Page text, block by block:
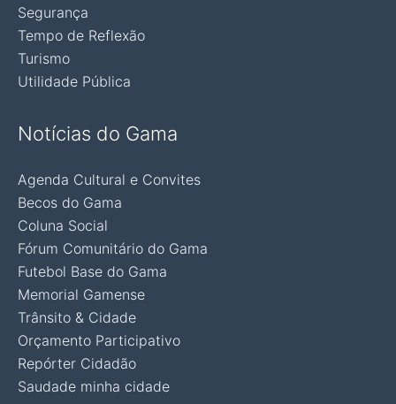
Segurança
Tempo de Reflexão
Turismo
Utilidade Pública
Notícias do Gama
Agenda Cultural e Convites
Becos do Gama
Coluna Social
Fórum Comunitário do Gama
Futebol Base do Gama
Memorial Gamense
Trânsito & Cidade
Orçamento Participativo
Repórter Cidadão
Saudade minha cidade